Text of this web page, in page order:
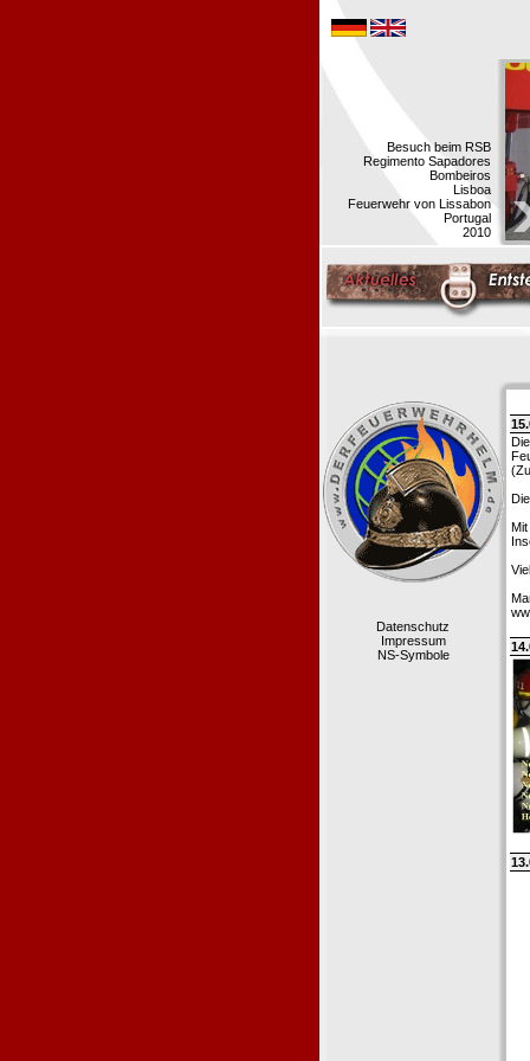
Besuch beim RSB
Regimento Sapadores
Bombeiros
Lisboa
Feuerwehr von Lissabon
Portugal
2010
Datenschutz
Impressum
NS-Symbole